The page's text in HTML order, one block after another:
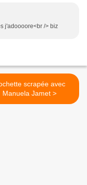
j'adoooore<br /> biz
scrapée avec
Manuela Jamet >